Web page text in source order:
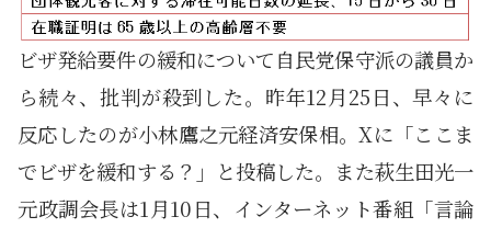
ビザ発給要件の緩和について自民党保守派の議員か
ら続々、批判が殺到した。昨年12月25日、早々に
反応したのが小林鷹之元経済安保相。Xに「ここま
でビザを緩和する？」と投稿した。また萩生田光一
元政調会長は1月10日、インターネット番組「言論